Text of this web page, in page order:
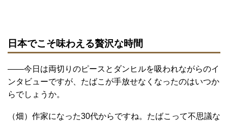
日本でこそ味わえる贅沢な時間
――今日は両切りのピースとダンヒルを吸われながらのイ
ンタビューですが、たばこが手放せなくなったのはいつか
らでしょうか。
（畑）作家になった30代からですね。たばこって不思議な